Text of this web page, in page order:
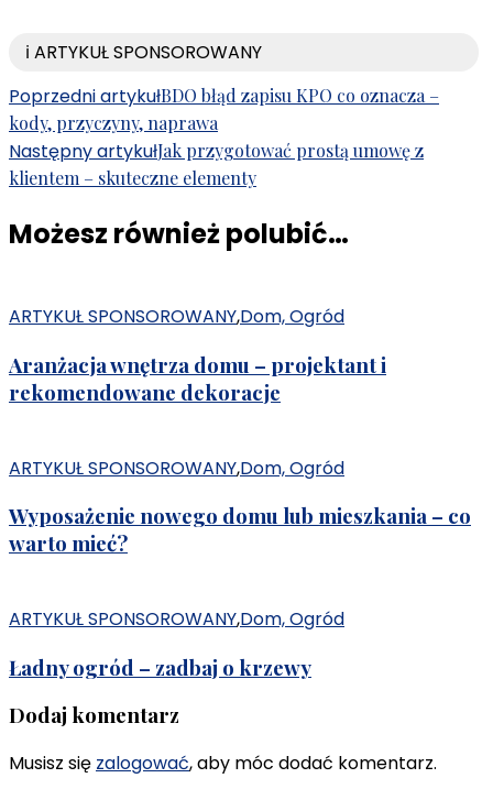
ℹ️ ARTYKUŁ SPONSOROWANY
Nawigacja
wpisu
Poprzedni artykułBDO błąd zapisu KPO co oznacza –
kody, przyczyny, naprawa
Następny artykułJak przygotować prostą umowę z
klientem – skuteczne elementy
Możesz również polubić…
ARTYKUŁ SPONSOROWANY,Dom, Ogród
Aranżacja wnętrza domu – projektant i
rekomendowane dekoracje
ARTYKUŁ SPONSOROWANY,Dom, Ogród
Wyposażenie nowego domu lub mieszkania – co
warto mieć?
ARTYKUŁ SPONSOROWANY,Dom, Ogród
Ładny ogród – zadbaj o krzewy
Dodaj komentarz
Musisz się zalogować, aby móc dodać komentarz.